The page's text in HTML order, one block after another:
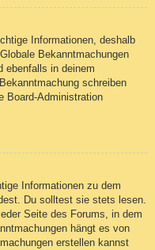
Informationen, deshalb
Bekanntmachungen
ebenfalls in deinem
schreiben
Board-Administration
Informationen zu dem
Du solltest sie stets lesen.
Seite des Forums, in dem
hängt es von
erstellen kannst